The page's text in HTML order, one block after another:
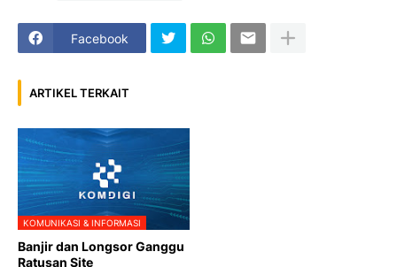
Facebook
ARTIKEL TERKAIT
KOMUNIKASI & INFORMASI
Banjir dan Longsor Ganggu
Ratusan Site